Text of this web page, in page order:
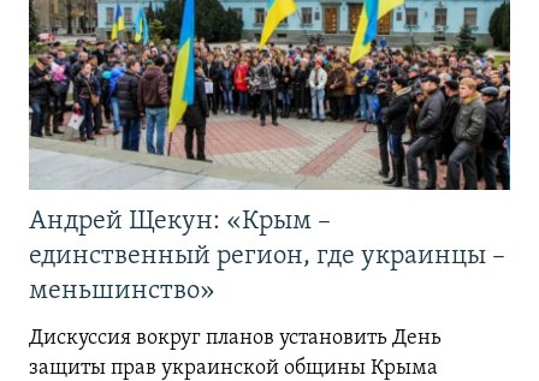
Андрей Щекун: «Крым –
единственный регион, где украинцы –
меньшинство»
Дискуссия вокруг планов установить День
защиты прав украинской общины Крыма